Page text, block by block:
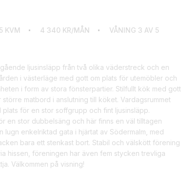
KVM 4 340 KR/MÅN VÅNING 3 AV 5
ljusinsläpp från två olika väderstreck och en
i västerläge med gott om plats för utemöbler och
i form av stora fönsterpartier. Stilfullt kök med gott
matbord i anslutning till köket. Vardagsrummet
plats för en stor soffgrupp och fint ljusinsläpp.
en stor dubbelsäng och här finns en väl tilltagen
enkelriktad gata i hjärtat av Södermalm, med
bara ett stenkast bort. Stabil och välskött förening
hissen, föreningen har även fem stycken trevliga
Välkommen på visning!